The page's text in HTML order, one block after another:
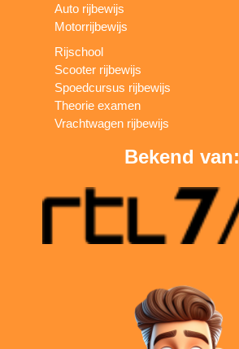
Auto rijbewijs
Motorrijbewijs
Rijschool
Scooter rijbewijs
Spoedcursus rijbewijs
Theorie examen
Vrachtwagen rijbewijs
Bekend van: